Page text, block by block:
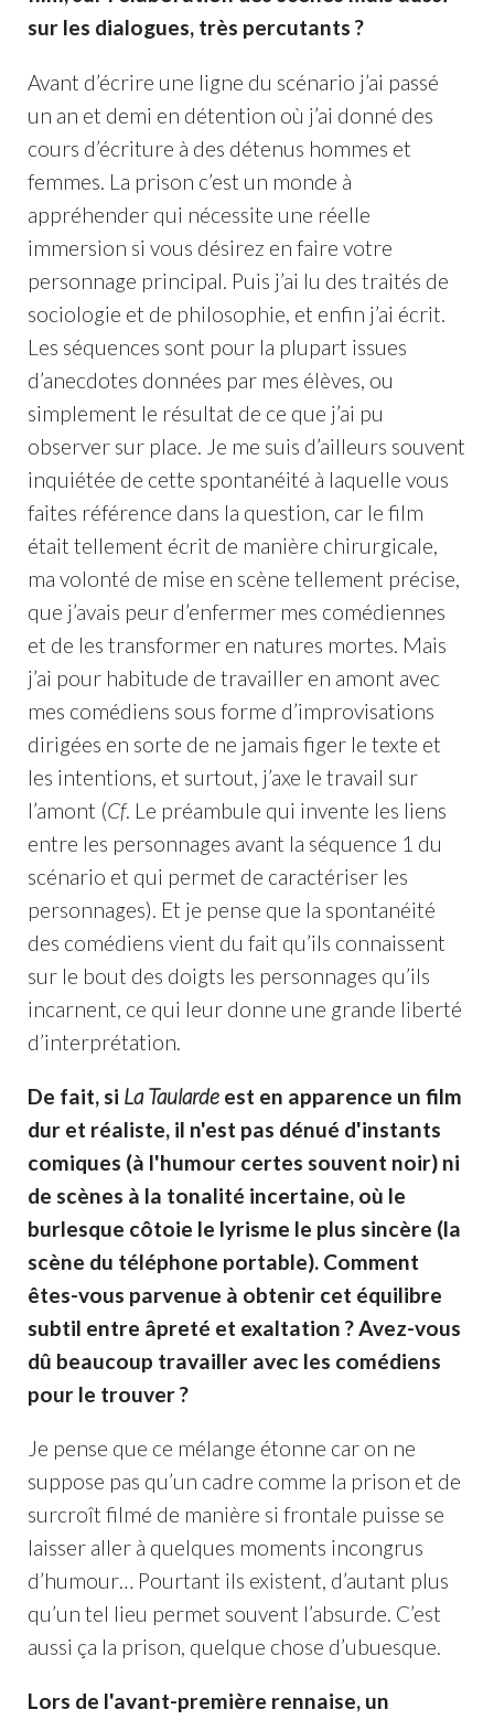
sur les dialogues, très percutants ?
Avant d’écrire une ligne du scénario j’ai passé
un an et demi en détention où j’ai donné des
cours d’écriture à des détenus hommes et
femmes. La prison c’est un monde à
appréhender qui nécessite une réelle
immersion si vous désirez en faire votre
personnage principal. Puis j’ai lu des traités de
sociologie et de philosophie, et enfin j’ai écrit.
Les séquences sont pour la plupart issues
d’anecdotes données par mes élèves, ou
simplement le résultat de ce que j’ai pu
observer sur place. Je me suis d’ailleurs souvent
inquiétée de cette spontanéité à laquelle vous
faites référence dans la question, car le film
était tellement écrit de manière chirurgicale,
ma volonté de mise en scène tellement précise,
que j’avais peur d’enfermer mes comédiennes
et de les transformer en natures mortes. Mais
j’ai pour habitude de travailler en amont avec
mes comédiens sous forme d’improvisations
dirigées en sorte de ne jamais figer le texte et
les intentions, et surtout, j’axe le travail sur
l’amont (Cf. Le préambule qui invente les liens
entre les personnages avant la séquence 1 du
scénario et qui permet de caractériser les
personnages). Et je pense que la spontanéité
des comédiens vient du fait qu’ils connaissent
sur le bout des doigts les personnages qu’ils
incarnent, ce qui leur donne une grande liberté
d’interprétation.
De fait, si La Taulardeest en apparence un film
dur et réaliste, il n'est pas dénué d'instants
comiques (à l'humour certes souvent noir) ni
de scènes à la tonalité incertaine, où le
burlesque côtoie le lyrisme le plus sincère (la
scène du téléphone portable). Comment
êtes-vous parvenue à obtenir cet équilibre
subtil entre âpreté et exaltation ? Avez-vous
dû beaucoup travailler avec les comédiens
pour le trouver ?
Je pense que ce mélange étonne car on ne
suppose pas qu’un cadre comme la prison et de
surcroît filmé de manière si frontale puisse se
laisser aller à quelques moments incongrus
d’humour… Pourtant ils existent, d’autant plus
qu’un tel lieu permet souvent l’absurde. C’est
aussi ça la prison, quelque chose d’ubuesque.
Lors de l'avant-première rennaise, un